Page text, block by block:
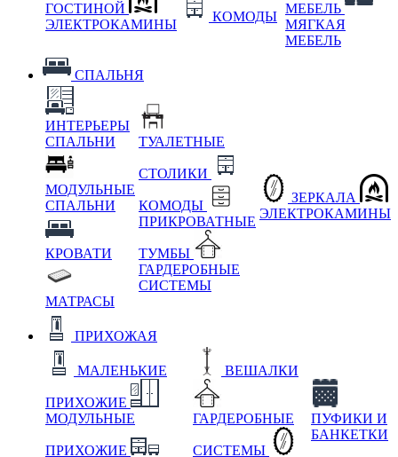
ГОСТИНОЙ
ЭЛЕКТРОКАМИНЫ
КОМОДЫ
МЕБЕЛЬ
МЯГКАЯ
МЕБЕЛЬ
СПАЛЬНЯ
ИНТЕРЬЕРЫ
СПАЛЬНИ
МОДУЛЬНЫЕ
СПАЛЬНИ
КРОВАТИ
МАТРАСЫ
ТУАЛЕТНЫЕ
СТОЛИКИ
КОМОДЫ
ПРИКРОВАТНЫЕ
ТУМБЫ
ГАРДЕРОБНЫЕ
СИСТЕМЫ
ЗЕРКАЛА
ЭЛЕКТРОКАМИНЫ
ПРИХОЖАЯ
МАЛЕНЬКИЕ
ПРИХОЖИЕ
МОДУЛЬНЫЕ
ПРИХОЖИЕ
ВЕШАЛКИ
ГАРДЕРОБНЫЕ
СИСТЕМЫ
ПУФИКИ И
БАНКЕТКИ